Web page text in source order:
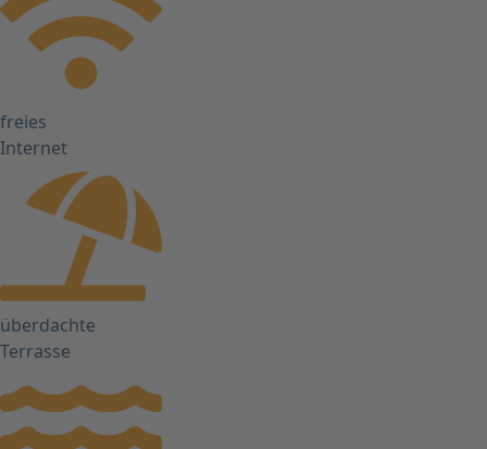
freies
Internet
überdachte
Terrasse